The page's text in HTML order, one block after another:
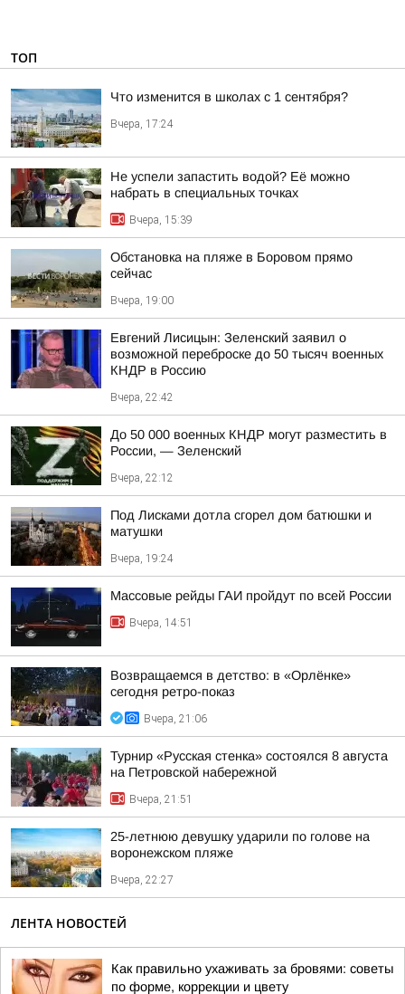
ТОП
Что изменится в школах с 1 сентября?
Вчера, 17:24
Не успели запастить водой? Её можно
набрать в специальных точках
Вчера, 15:39
Обстановка на пляже в Боровом прямо
сейчас
Вчера, 19:00
Евгений Лисицын: Зеленский заявил о
возможной переброске до 50 тысяч военных
КНДР в Россию
Вчера, 22:42
До 50 000 военных КНДР могут разместить в
России, — Зеленский
Вчера, 22:12
Под Лисками дотла сгорел дом батюшки и
матушки
Вчера, 19:24
Массовые рейды ГАИ пройдут по всей России
Вчера, 14:51
Возвращаемся в детство: в «Орлёнке»
сегодня ретро-показ
Вчера, 21:06
Турнир «Русская стенка» состоялся 8 августа
на Петровской набережной
Вчера, 21:51
25-летнюю девушку ударили по голове на
воронежском пляже
Вчера, 22:27
ЛЕНТА НОВОСТЕЙ
Как правильно ухаживать за бровями: советы
по форме, коррекции и цвету